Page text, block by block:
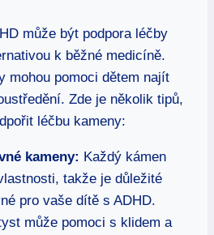
může být podpora léčby
k běžné medicíně.
mohou pomoci dětem najít
Zde je několik tipů,
léčbu kameny:
kameny: Každý kámen
takže je důležité
pro vaše dítě s ADHD.
může pomoci s klidem a